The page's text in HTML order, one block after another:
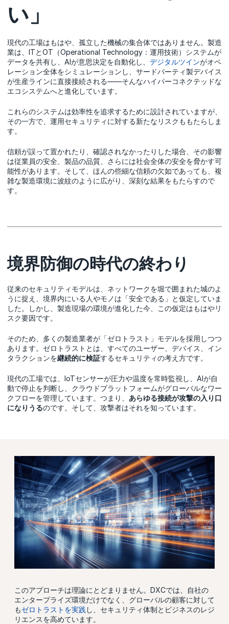
い」
現代の工場はもはや、孤立した機械の集合体ではありません。製造
業は、ITとOT（Operational Technology：運用技術）システムが
データを共有し、AIが意思決定を自動化し、 デジタルツインがオペ
レーション全体をシミュレーションし、サードパーティ製デバイス
が生産ラインに直接接続される――そんなハイパーコネクテッドな
エコシステムへと進化しています。
これらのシステムは効率性を追求するために設計されていますが、
その一方で、運用セキュリティに対する新たなリスクももたらしま
す。
信頼が誤って置かれたり、確認されなかったりした場合、その影響
は従業員の安全、製品の品質、さらには社会全体の安全を脅かす可
能性があります。そして、ほんの些細な信頼の欠如であっても、複
雑な製造環境に波紋のように広がり、深刻な結果をもたらすので
す。
境界防御の時代の終わり
従来のセキュリティモデルは、ネットワークを堀で囲まれた城のよ
うに捉え、境界内にいる人やモノは「安全である」と仮定していま
した。しかし、製造現場の環境が進化した今、この仮定はもはやリ
スク要因です。
そのため、多くの製造業者が「ゼロトラスト」モデルを採用しつつ
あります。ゼロトラストとは、すべてのユーザー、デバイス、イン
タラクションを継続的に検証するセキュリティの考え方です。
現代の工場では、IoTセンサーが圧力や温度を常時監視し、AIが自
動で停止を判断し、クラウドプラットフォームがグローバルなワー
クフローを管理しています。つまり、 あらゆる接続が攻撃の入り口
になりうるのです。そして、攻撃者はそれを知っています。
このアプローチは理論にとどまりません。DXCでは、自社の
エンタープライズ環境だけでなく、グローバルの顧客に対して
もゼロトラストを実践 し、セキュリティ体制とビジネスのレジ
リエンスを高めています。